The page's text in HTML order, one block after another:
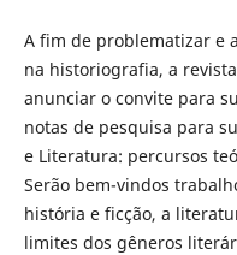
A fim de problematizar e
na historiografia, a
anunciar o convite para
notas de pesquisa para
e Literatura: percursos
Serão bem-vindos
história e ficção, a
limites dos gêneros